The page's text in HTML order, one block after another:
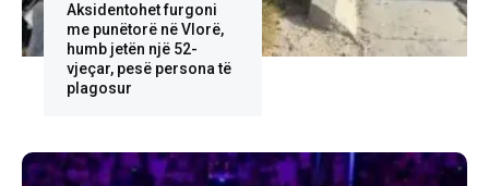
Aksidentohet furgoni
me punëtorë në Vlorë,
humb jetën një 52-
vjeçar, pesë persona të
plagosur